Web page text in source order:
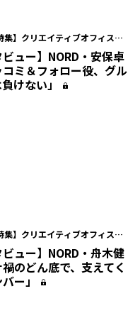
集】クリエイティブオフィスキ
NORD 10周年の現在地
ビュー】NORD・安保卓
ミ＆フォロー役、グル
けない」
集】クリエイティブオフィスキ
NORD 10周年の現在地
ビュー】NORD・舟木健
禍のどん底で、支えてく
ー」